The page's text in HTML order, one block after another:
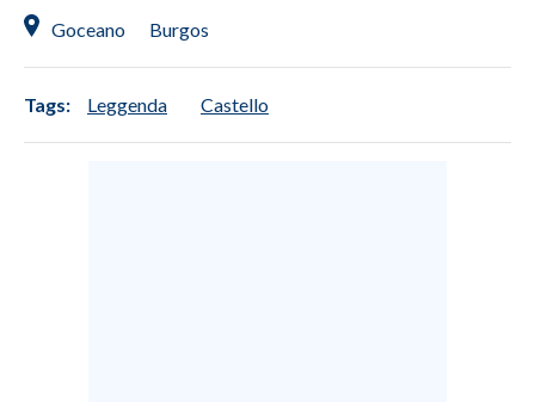
Goceano Burgos
Tags: Leggenda Castello